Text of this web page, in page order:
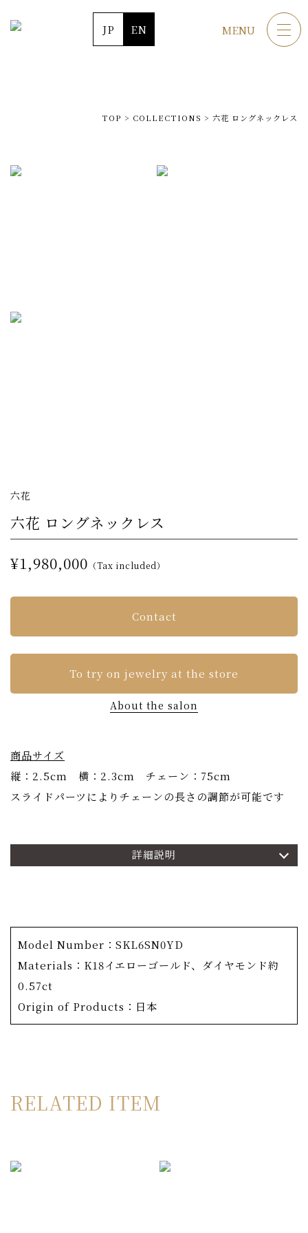
JP EN MENU
TOP > COLLECTIONS > 六花 ロングネックレス
六花
六花 ロングネックレス
¥1,980,000 （Tax included）
Contact
To try on jewelry at the store
About the salon
詳細説明
商品サイズ
縦：2.5cm 横：2.3cm チェーン：75cm
スライドパーツによりチェーンの長さの調節が可能です
う呼ばれます。
その名の通り、六角形のシルエット。大人のハートのよう
にもみえるこちらのネックレス。OKURADOコレクショ
ンの中でも、最も直線的なデザインで、シンプルながら
も、ダイヤモンドを輝かせる様々な工夫が凝らしてありま
さらには、たとえハイグレードのダイヤモンドでも、光り
ンドは、一流のクラフトマンによってセッティングされま
Model Number：SKL6SN0YD
Materials：K18イエローゴールド、ダイヤモンド約
0.57ct
Origin of Products：日本
RELATED ITEM